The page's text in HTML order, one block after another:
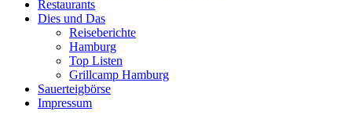
Restaurants
Dies und Das
Reiseberichte
Hamburg
Top Listen
Grillcamp Hamburg
Sauerteigbörse
Impressum